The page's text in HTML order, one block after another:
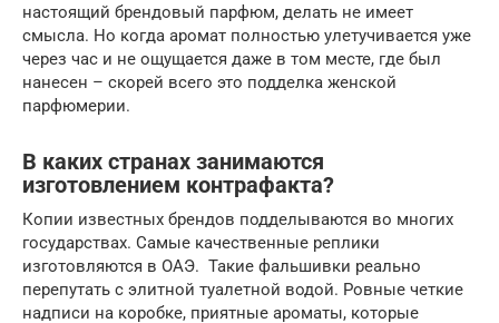
настоящий брендовый парфюм, делать не имеет
смысла. Но когда аромат полностью улетучивается уже
через час и не ощущается даже в том месте, где был
нанесен – скорей всего это подделка женской
парфюмерии.
В каких странах занимаются
изготовлением контрафакта?
Копии известных брендов подделываются во многих
государствах. Самые качественные реплики
изготовляются в ОАЭ. Такие фальшивки реально
перепутать с элитной туалетной водой. Ровные четкие
надписи на коробке, приятные ароматы, которые